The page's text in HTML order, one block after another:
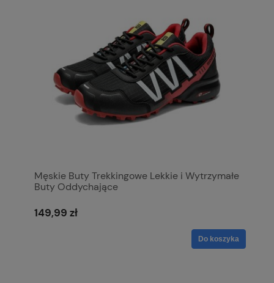
Męskie Buty Trekkingowe Lekkie i Wytrzymałe
Buty Oddychające
149,99 zł
Do koszyka